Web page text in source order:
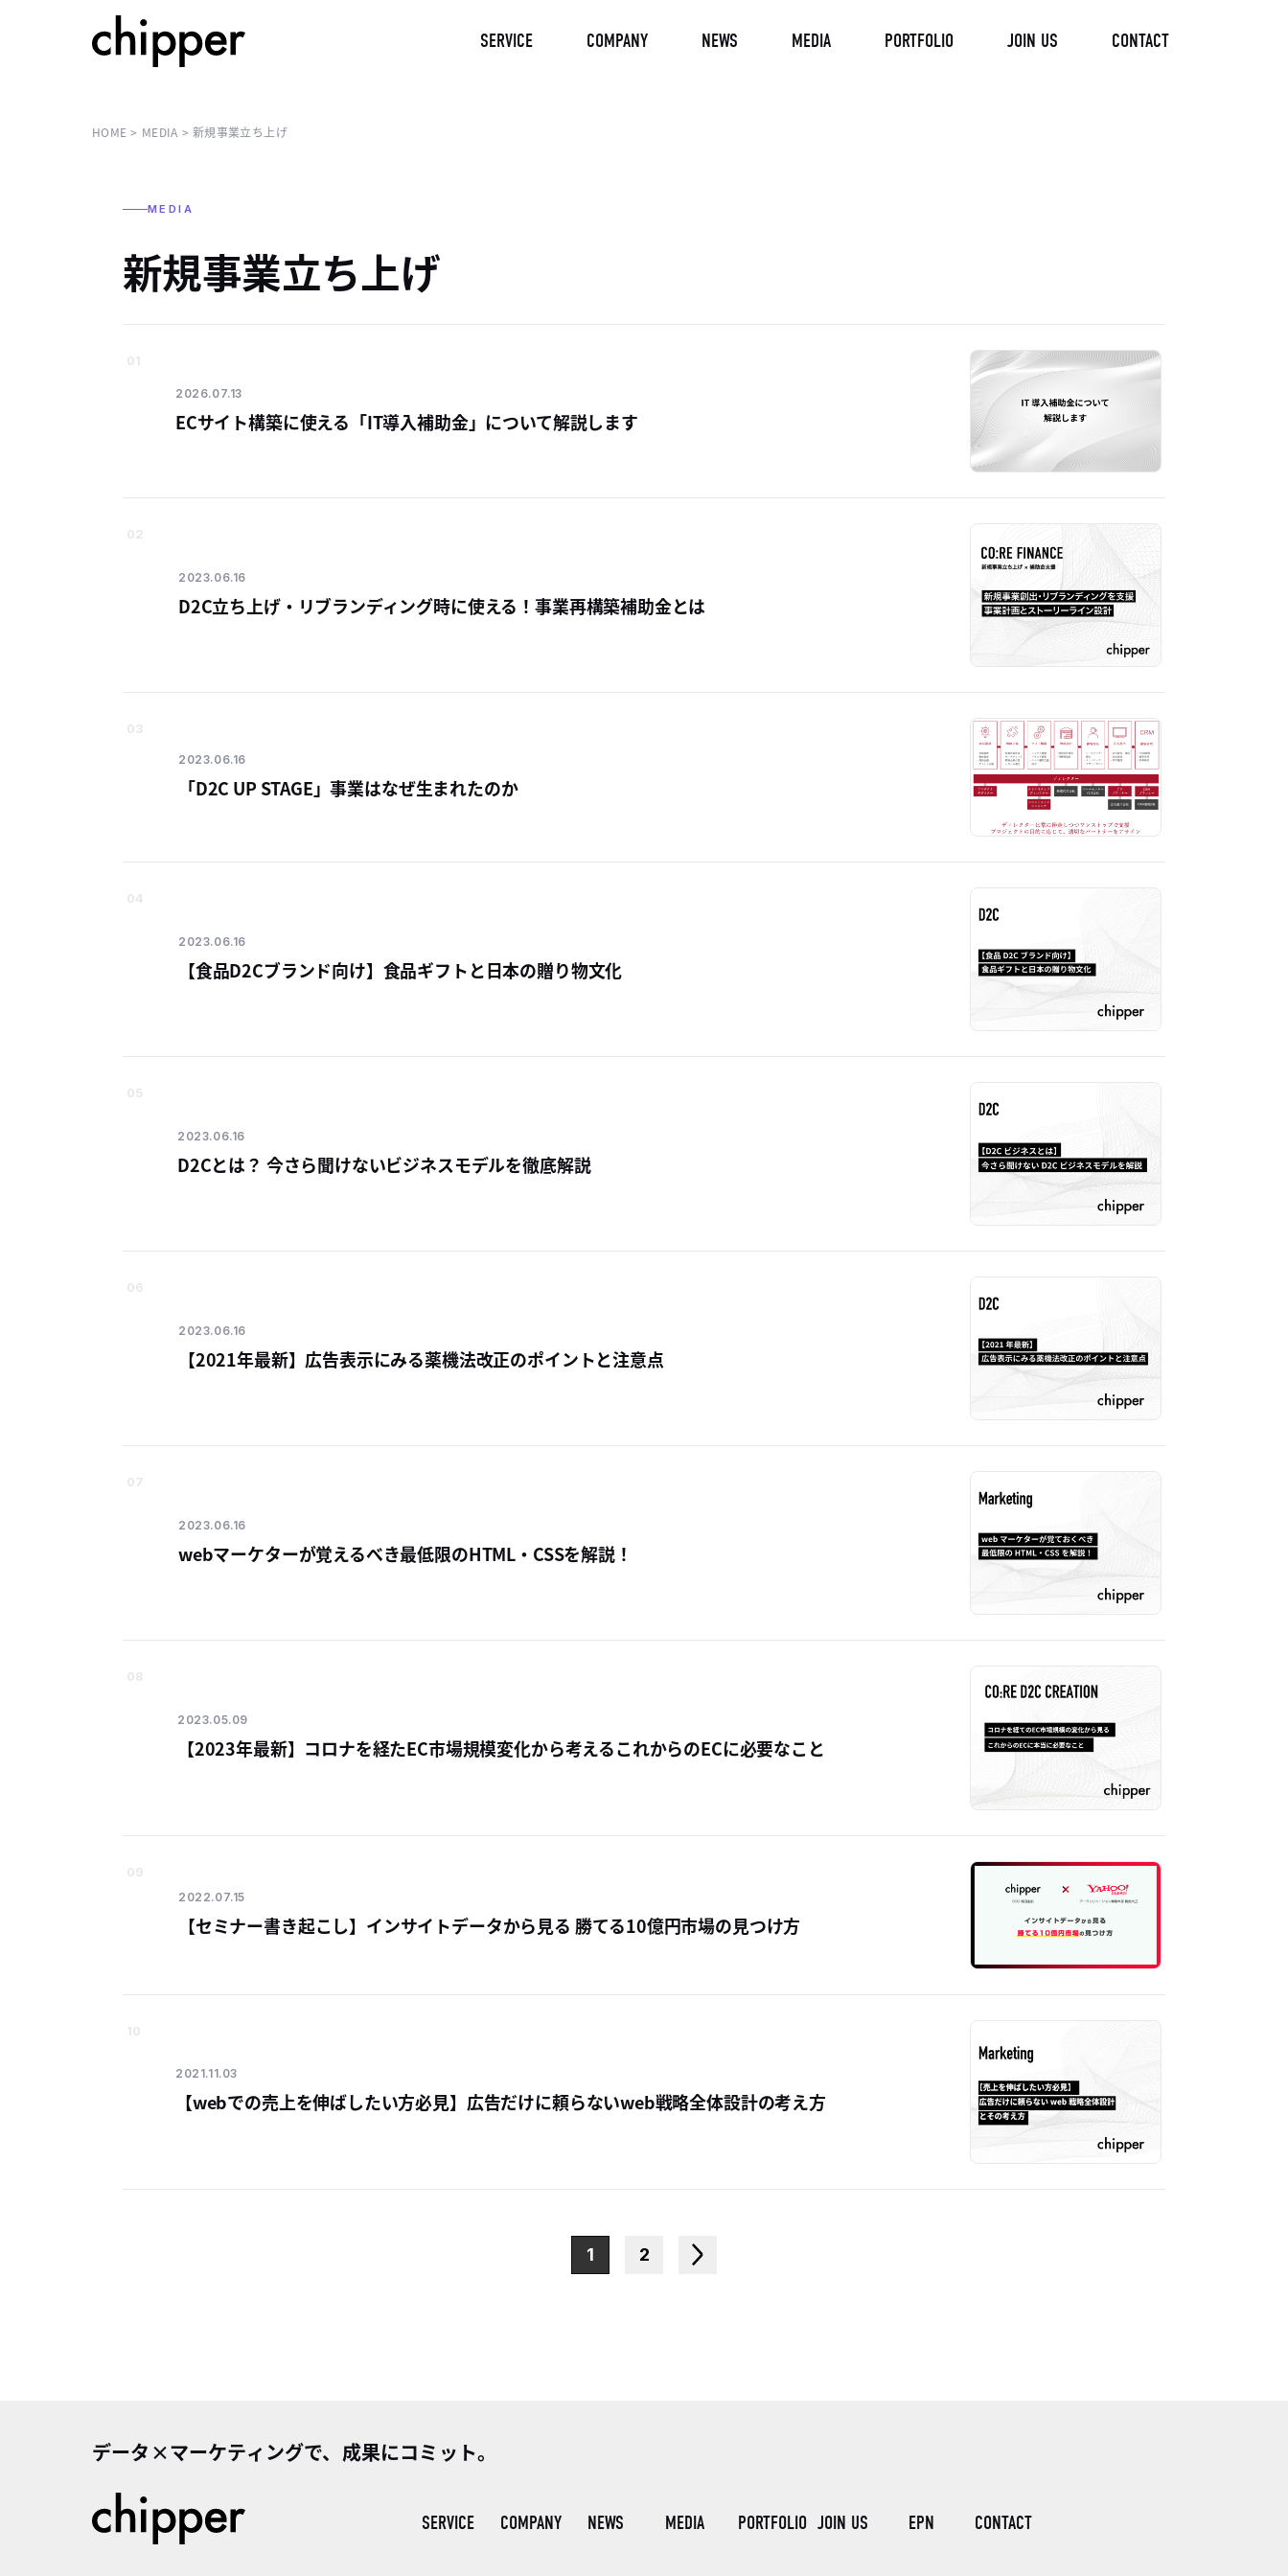
SERVICE COMPANY NEWS MEDIA PORTFOLIO JOIN US CONTACT
HOME MEDIA 新規事業立ち上げ
MEDIA
新規事業立ち上げ
01
2026.07.13
ECサイト構築に使える「IT導入補助金」について解説します
02
2023.06.16
D2C立ち上げ・リブランディング時に使える！事業再構築補助金とは
03
2023.06.16
「D2C UP STAGE」事業はなぜ生まれたのか
04
2023.06.16
【食品D2Cブランド向け】食品ギフトと日本の贈り物文化
05
2023.06.16
D2Cとは？ 今さら聞けないビジネスモデルを徹底解説
06
2023.06.16
【2021年最新】広告表示にみる薬機法改正のポイントと注意点
07
2023.06.16
webマーケターが覚えるべき最低限のHTML・CSSを解説！
08
2023.05.09
【2023年最新】コロナを経たEC市場規模変化から考えるこれからのECに必要なこと
09
2022.07.15
【セミナー書き起こし】インサイトデータから見る 勝てる10億円市場の見つけ方
10
2021.11.03
【webでの売上を伸ばしたい方必見】広告だけに頼らないweb戦略全体設計の考え方
1 2
データ×マーケティングで、成果にコミット。
SERVICE COMPANY NEWS MEDIA PORTFOLIO JOIN US EPN CONTACT